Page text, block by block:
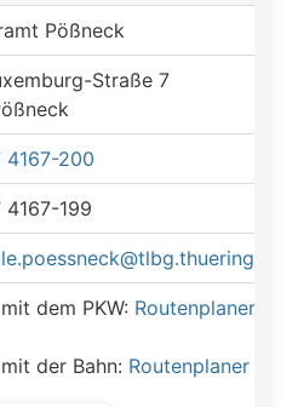
Pößneck
Straße 7
4167-200
4167-199
dem PKW: Routenplaner
der Bahn: Routenplaner